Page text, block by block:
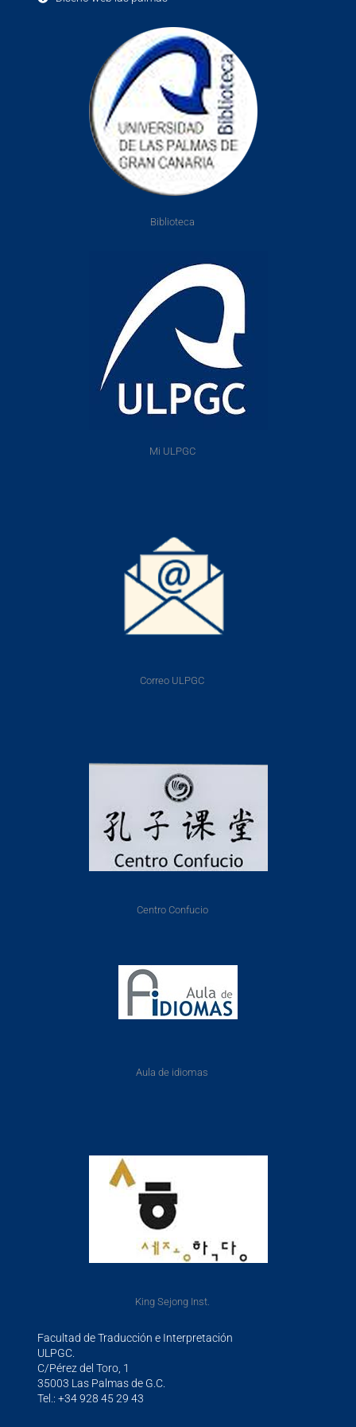
Biblioteca
Mi ULPGC
Correo ULPGC
Centro Confucio
Aula de idiomas
King Sejong Inst.
Facultad de Traducción e Interpretación
ULPGC.
C/Pérez del Toro, 1
35003 Las Palmas de G.C.
Tel.: +34 928 45 29 43